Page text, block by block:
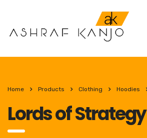
Home Products Clothing Hoodies
Lords of Strategy